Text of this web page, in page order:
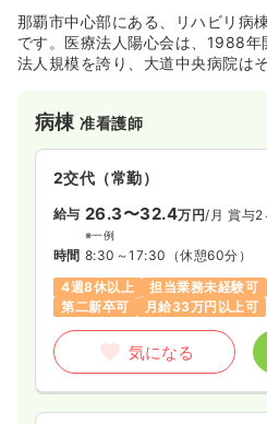
那覇市中心部にある、リハビリ病
です。医療法人陽心会は、1988
法人規模を誇り、大道中央病院は
開設にも積極的で、今後も益々法
予想されます。「地域のために」
しい看護体制の下、やりがいを持
たい方へオススメの環境です！
病棟准看護師
2交代（常勤）
給与 26.3〜32.4万円/月 賞与2
※一例
時間 8:30～17:30 （休憩60分）
4週8休以上
担当業務未経験可
第二新卒可
月給33万円以上可
気になる